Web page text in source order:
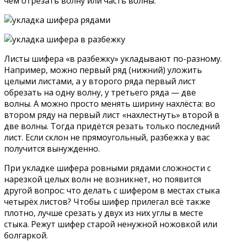
Листы шифера «в разбежку» укладывают по-разному.
Например, можно первый ряд (нижний) уложить
целыми листами, а у второго ряда первый лист
обрезать на одну волну, у третьего ряда — две
волны. А можно просто менять ширину нахлёста: во
втором ряду на первый лист «нахлестнуть» второй в
две волны. Тогда придётся резать только последний
лист. Если склон не прямоугольный, разбежка у вас
получится вынужденно.
При укладке шифера ровными рядами сложности с
нарезкой целых волн не возникнет, но появится
другой вопрос: что делать с шифером в местах стыка
четырёх листов? Чтобы шифер прилегал всё также
плотно, лучше срезать у двух из них углы в месте
стыка. Режут шифер старой ненужной ножовкой или
болгаркой.